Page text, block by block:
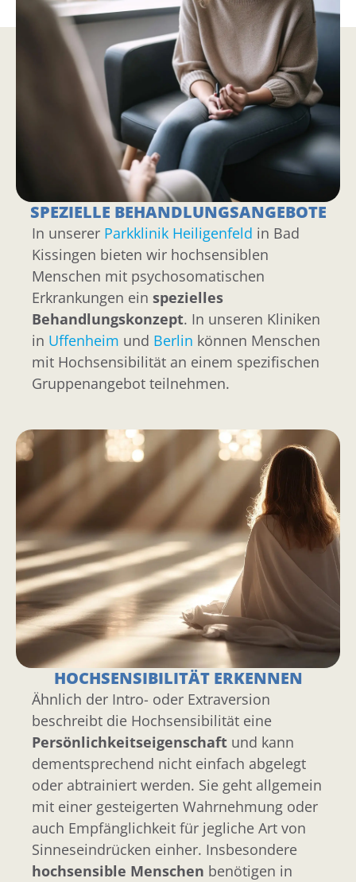
SPEZIELLE BEHANDLUNGSANGEBOTE
In unserer Parkklinik Heiligenfeld in Bad
Kissingen bieten wir hochsensiblen
Menschen mit psychosomatischen
Erkrankungen ein spezielles
Behandlungskonzept. In unseren Kliniken
in Uffenheim und Berlin können Menschen
mit Hochsensibilität an einem spezifischen
Gruppenangebot teilnehmen.
HOCHSENSIBILITÄT ERKENNEN
Ähnlich der Intro- oder Extraversion
beschreibt die Hochsensibilität eine
Persönlichkeitseigenschaft und kann
dementsprechend nicht einfach abgelegt
oder abtrainiert werden. Sie geht allgemein
mit einer gesteigerten Wahrnehmung oder
auch Empfänglichkeit für jegliche Art von
Sinneseindrücken einher. Insbesondere
hochsensible Menschen benötigen in